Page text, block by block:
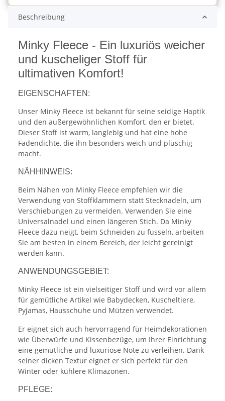
Beschreibung
Minky Fleece - Ein luxuriös weicher
und kuscheliger Stoff für
ultimativen Komfort!
EIGENSCHAFTEN:
Unser Minky Fleece ist bekannt für seine seidige Haptik
und den außergewöhnlichen Komfort, den er bietet.
Dieser Stoff ist warm, langlebig und hat eine hohe
Fadendichte, die ihn besonders weich und plüschig
macht.
NÄHHINWEIS:
Beim Nähen von Minky Fleece empfehlen wir die
Verwendung von Stoffklammern statt Stecknadeln, um
Verschiebungen zu vermeiden. Verwenden Sie eine
Universalnadel und einen längeren Stich. Da Minky
Fleece dazu neigt, beim Schneiden zu fusseln, arbeiten
Sie am besten in einem Bereich, der leicht gereinigt
werden kann.
ANWENDUNGSGEBIET:
Minky Fleece ist ein vielseitiger Stoff und wird vor allem
für gemütliche Artikel wie Babydecken, Kuscheltiere,
Pyjamas, Hausschuhe und Mützen verwendet.
Er eignet sich auch hervorragend für Heimdekorationen
wie Überwürfe und Kissenbezüge, um Ihrer Einrichtung
eine gemütliche und luxuriöse Note zu verleihen. Dank
seiner dicken Textur eignet er sich perfekt für den
Winter oder kühlere Klimazonen.
PFLEGE: